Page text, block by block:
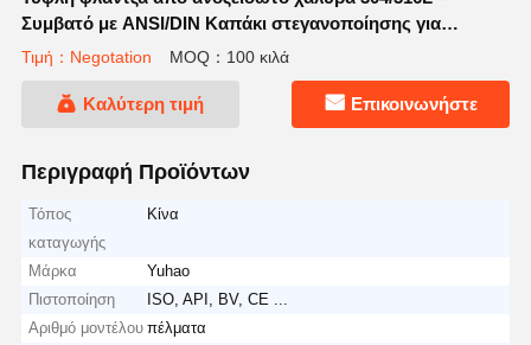
Συμβατό με ANSI/DIN Καπάκι στεγανοποίησης για
βιομηχανικούς αγωγούς
Τιμή：Negotation MOQ：100 κιλά
Καλύτερη τιμή Επικοινωνήστε
Περιγραφή Προϊόντων
Τόπος
καταγωγής
Κίνα
Μάρκα
Yuhao
Πιστοποίηση
ISO, API, BV, CE ...
Αριθμό μοντέλου πέλματα